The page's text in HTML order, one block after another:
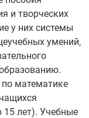
и творческих
у них системы
умений,
математике
15 лет). Учебные